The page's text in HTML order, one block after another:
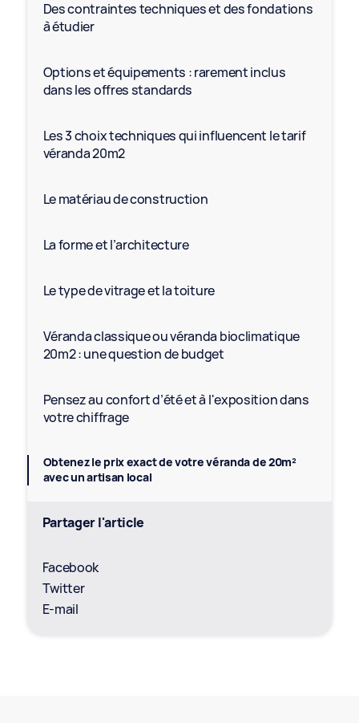
Des contraintes techniques et des fondations
à étudier
Options et équipements : rarement inclus
dans les offres standards
Les 3 choix techniques qui influencent le tarif
véranda 20m2
Le matériau de construction
La forme et l’architecture
Le type de vitrage et la toiture
Véranda classique ou véranda bioclimatique
20m2 : une question de budget
Pensez au confort d’été et à l'exposition dans
votre chiffrage
Obtenez le prix exact de votre véranda de 20m²
avec un artisan local
Partager l'article
Facebook
Twitter
E-mail